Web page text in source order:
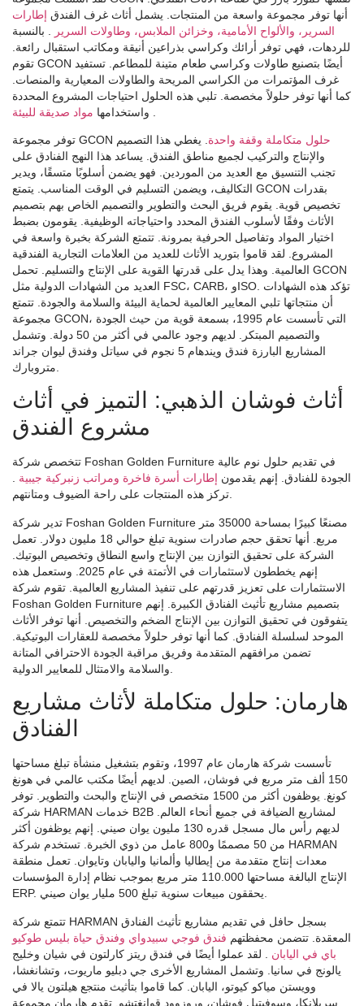
أنها توفر مجموعة واسعة من المنتجات. يشمل أثاث غرف الفندق إطارات
السرير، والألواح الأمامية، وخزائن الملابس، وطاولات السرير
. بالنسبة
للردهات، فهي توفر أرائك وكراسي بذراعين أنيقة ومكاتب استقبال رائعة.
تقوم GCON أيضًا بتصنيع طاولات وكراسي طعام متينة للمطاعم. تستفيد
غرف المؤتمرات من الكراسي المريحة والطاولات المعيارية والمنصات.
كما أنها توفر حلولاً مخصصة. تلبي هذه الحلول احتياجات المشروع المحددة
واستخدامها
توفر مجموعة GCON حلول متكاملة وقفة واحدة . يغطي هذا التصميم
والإنتاج والتركيب لجميع مناطق الفندق. يساعد هذا النهج الفنادق على
تجنب التنسيق مع العديد من الموردين. فهو يضمن أسلوبًا متسقًا، ويدير
التكاليف، ويضمن التسليم في الوقت المناسب. يتمتع GCON بقدرات
تخصيص قوية. يقوم فريق البحث والتطوير والتصميم الخاص بهم بتصميم
الأثاث وفقًا لأسلوب الفندق المحدد واحتياجاته الوظيفية. يقومون بضبط
اختيار المواد وتفاصيل الحرفية بمرونة. تتمتع الشركة بخبرة واسعة في
المشروع. لقد قاموا بتوريد الأثاث للعديد من العلامات التجارية الفندقية
العالمية. وهذا يدل على قدرتها القوية على الإنتاج والتسليم. تحمل GCON
العديد من الشهادات الدولية مثل FSC، CARB، وISO. تؤكد هذه الشهادات
أن منتجاتها تلبي المعايير العالمية لحماية البيئة والسلامة والجودة. تتمتع
مجموعة GCON، التي تأسست عام 1995، بسمعة قوية من حيث الجودة
والتصميم المبتكر. لديهم وجود عالمي في أكثر من 50 دولة. وتشمل
المشاريع البارزة فندق ويندهام 5 نجوم في سياتل وفندق ليوان جراند
أثاث فوشان الذهبي: التميز في أثاث
مشروع الفندق
تتخصص شركة Foshan Golden Furniture في تقديم حلول نوم عالية
الجودة للفنادق. إنهم يقدمون إطارات أسرة فاخرة ومراتب زنبركية جيبية .
تركز هذه المنتجات على راحة الضيوف ومتانتهم.
تدير شركة Foshan Golden Furniture مصنعًا كبيرًا بمساحة 35000 متر
مربع. أنها تحقق حجم صادرات سنوية تبلغ حوالي 18 مليون دولار. تعمل
الشركة على تحقيق التوازن بين الإنتاج واسع النطاق وتخصيص البوتيك.
إنهم يخططون لاستثمارات في الأتمتة في عام 2025. وستعمل هذه
الاستثمارات على تعزيز قدرتهم على تنفيذ المشاريع العالمية. تقوم شركة
Foshan Golden Furniture بتصميم مشاريع تأثيث الفنادق الكبيرة. إنهم
يتفوقون في تحقيق التوازن بين الإنتاج الضخم والتخصيص. أنها توفر الأثاث
الموحد لسلسلة الفنادق. كما أنها توفر حلولاً مخصصة للعقارات البوتيكية.
تضمن مرافقهم المتقدمة وفريق مراقبة الجودة الاحترافي المتانة
هارمان: حلول متكاملة لأثاث مشاريع
الفنادق
تأسست شركة هارمان عام 1997، وتقوم بتشغيل منشأة تبلغ مساحتها
150 ألف متر مربع في فوشان، الصين. لديهم أيضًا مكتب عالمي في هونغ
كونغ. يوظفون أكثر من 1500 متخصص في الإنتاج والبحث والتطوير. توفر
شركة HARMAN خدمات B2B لمشاريع الضيافة في جميع أنحاء العالم.
لديهم رأس مال مسجل قدره 130 مليون يوان صيني. إنهم يوظفون أكثر
من 50 مصممًا و800 عامل من ذوي الخبرة. تستخدم شركة HARMAN
معدات إنتاج متقدمة من إيطاليا وألمانيا واليابان وتايوان. تعمل منطقة
الإنتاج البالغة مساحتها 110.000 متر مربع بموجب نظام إدارة المؤسسات
تتمتع شركة HARMAN بسجل حافل في تقديم مشاريع تأثيث الفنادق
المعقدة. تتضمن محفظتهم فندق فوجي سبيدواي وفندق حياة بليس طوكيو
باي في اليابان
. لقد عملوا أيضًا في فندق ريتز كارلتون في شيان وخليج
يالونج في سانيا. وتشمل المشاريع الأخرى جي دبليو ماريوت، وتشانغشا،
وويستن مياكو كيوتو، اليابان. كما قاموا بتأثيث منتجع هيلتون يالا في
سريلانكا، وسوفيتيل فوشان، وروزوود قوانغتشو. تقدم هارمان مجموعة